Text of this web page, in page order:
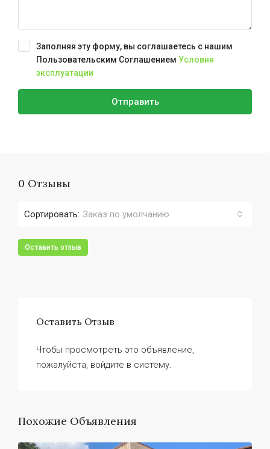
Заполняя эту форму, вы соглашаетесь с нашим
Пользовательским Соглашением Условия
эксплуатации
Отправить
0 Отзывы
Сортировать: Заказ по умолчанию
Оставить отзыв
Оставить Отзыв
Чтобы просмотреть это объявление,
пожалуйста, войдите в систему.
Похожие Объявления